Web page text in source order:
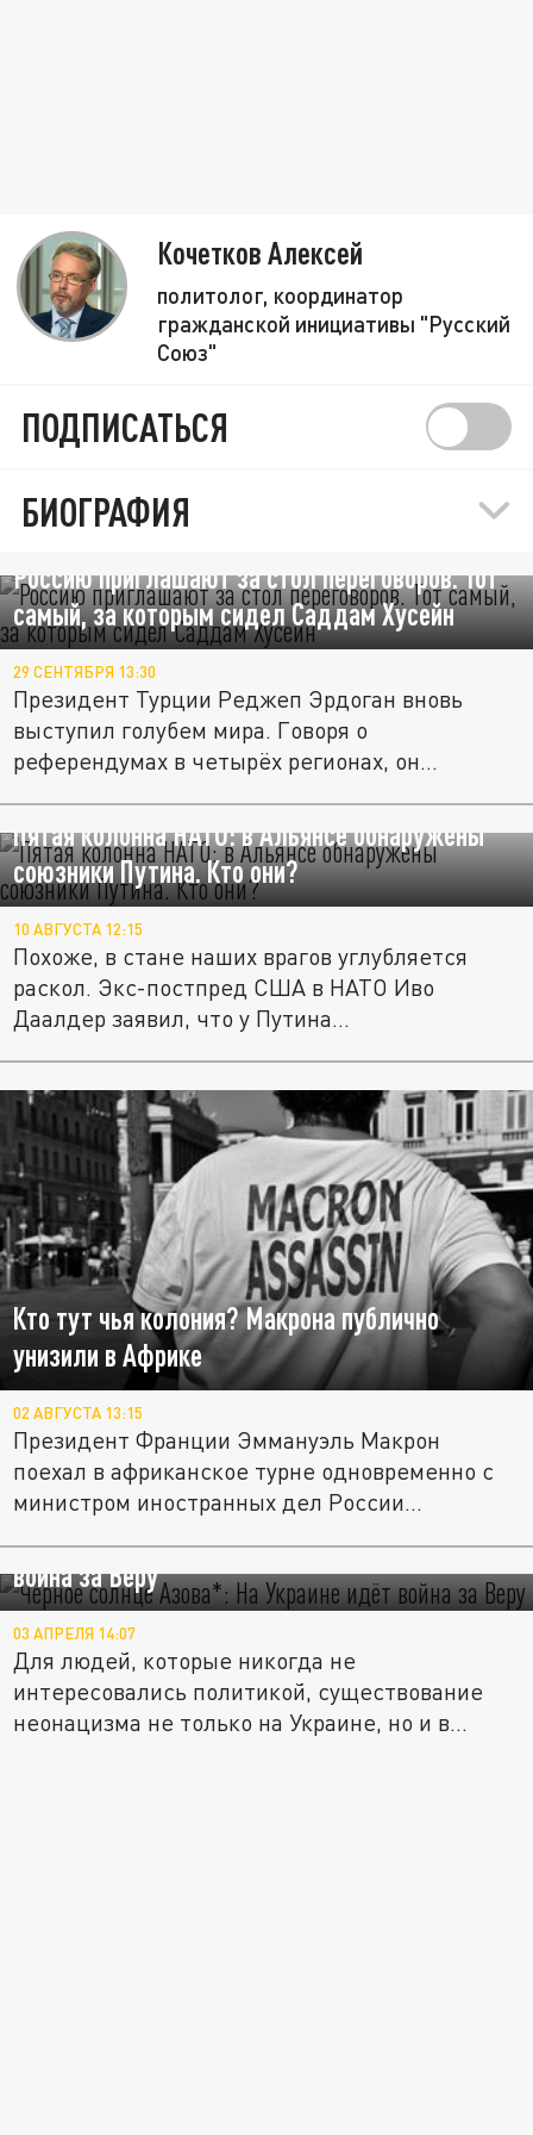
Кочетков Алексей
политолог, координатор
гражданской инициативы "Русский
Союз"
ПОДПИСАТЬСЯ
БИОГРАФИЯ
Россию приглашают за стол переговоров. Тот
самый, за которым сидел Саддам Хусейн
29 СЕНТЯБРЯ 13:30
Президент Турции Реджеп Эрдоган вновь
выступил голубем мира. Говоря о
референдумах в четырёх регионах, он...
Пятая колонна НАТО: в Альянсе обнаружены
союзники Путина. Кто они?
10 АВГУСТА 12:15
Похоже, в стане наших врагов углубляется
раскол. Экс-постпред США в НАТО Иво
Даалдер заявил, что у Путина...
Кто тут чья колония? Макрона публично
унизили в Африке
02 АВГУСТА 13:15
Президент Франции Эммануэль Макрон
поехал в африканское турне одновременно с
министром иностранных дел России...
"Чёрное солнце" "Азова"*: На Украине идёт
война за Веру
03 АПРЕЛЯ 14:07
Для людей, которые никогда не
интересовались политикой, существование
неонацизма не только на Украине, но и в...